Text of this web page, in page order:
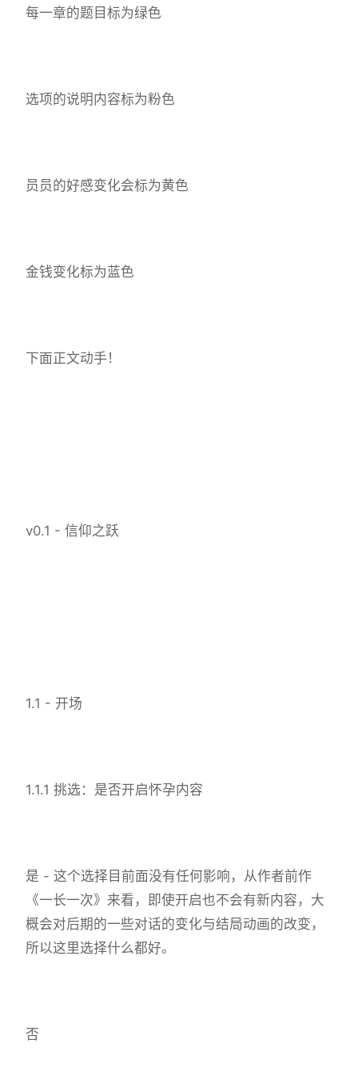
每一章的题目标为绿色
选项的说明内容标为粉色
员员的好感变化会标为黄色
金钱变化标为蓝色
下面正文动手！
v0.1 - 信仰之跃
1.1 - 开场
1.1.1 挑选：是否开启怀孕内容
是 - 这个选择目前面没有任何影响，从作者前作
《一长一次》来看，即使开启也不会有新内容，大
概会对后期的一些对话的变化与结局动画的改变，
所以这里选择什么都好。
否